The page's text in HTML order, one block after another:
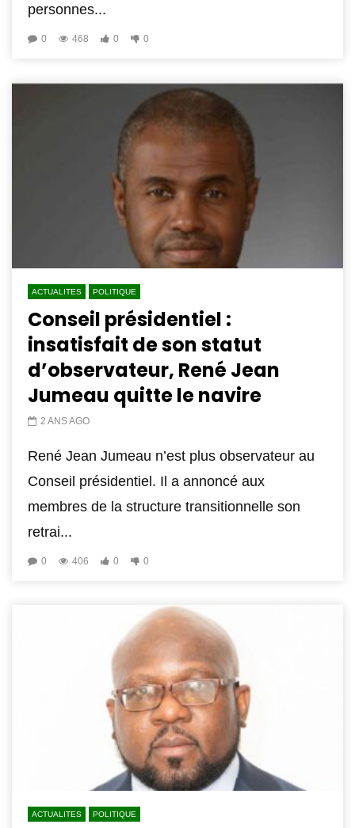
personnes...
0 468 0 0
ACTUALITES POLITIQUE
Conseil présidentiel :
insatisfait de son statut
d’observateur, René Jean
Jumeau quitte le navire
2 ANS AGO
René Jean Jumeau n’est plus observateur au
Conseil présidentiel. Il a annoncé aux
membres de la structure transitionnelle son
retrai...
0 406 0 0
ACTUALITES POLITIQUE